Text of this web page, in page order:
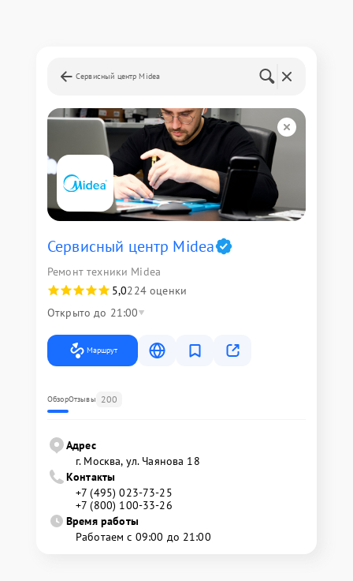
Сервисный центр Midea
Сервисный центр Midea
Ремонт техники Midea
5,0224 оценки
Открыто до 21:00
Маршрут
ОбзорОтзывы 200
Адрес
г. Москва, ул. Чаянова 18
Контакты
+7 (495) 023-73-25
+7 (800) 100-33-26
Время работы
Работаем с 09:00 до 21:00